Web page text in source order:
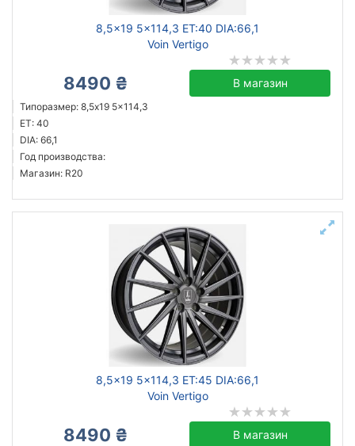
8,5x19 5x114,3 ET:40 DIA:66,1
Voin Vertigo
8490 ₴ В магазин
Типоразмер: 8,5x19 5x114,3
ET: 40
DIA: 66,1
Год производства:
Магазин: R20
8,5x19 5x114,3 ET:45 DIA:66,1
Voin Vertigo
8490 ₴ В магазин